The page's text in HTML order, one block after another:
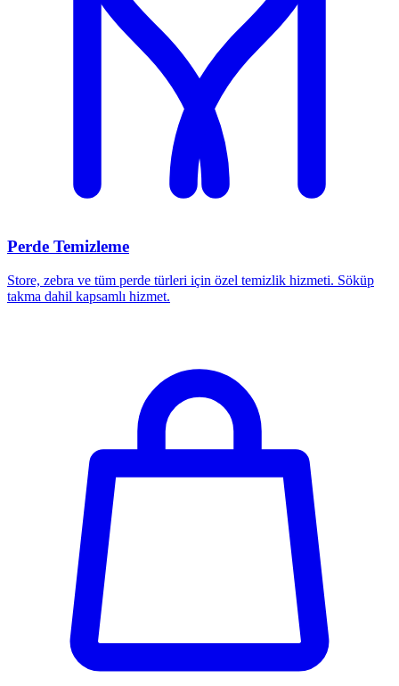
Perde Temizleme
Store, zebra ve tüm perde türleri için özel temizlik hizmeti. Söküp
takma dahil kapsamlı hizmet.